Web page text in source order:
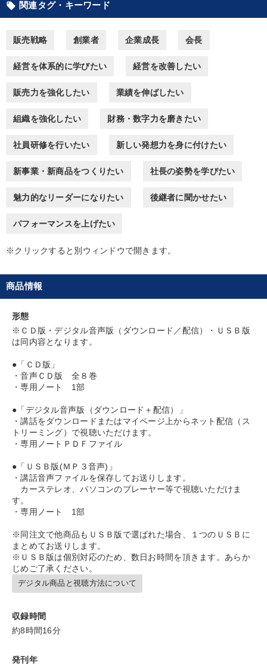
数字・税務・決算書 【3月】音声・映像
最新刊・戦略参謀ChatGPT実戦法と中小企業のDXと講話ご案内
「儲けの本質」を突く
経営を改善したい 財務・数字力の向上
組織を強化したい パフォーマンス向上
財務・数字力の向上 社長の姿勢を学びたい
キーワード
ビジネスモデル
※「更新」を押すと「カテゴリー」「目的別」「キーワード」を更新いただけます。
すべての音声・動画（全2076タイトル）からお探しいただけます
一流人 会社を守る モノづくり
テレビ・ネットで話題
生産性向上 通販 老舗企業 井上和弘
マーケティング
相続・事業承継 AI ブランディング 両利きの経営
入門篇 仕組み 感動講話 繁盛 資産保全
local_offer 関連タグ・キーワード
販売戦略 創業者 企業成長 会長
経営を体系的に学びたい 経営を改善したい
販売力を強化したい 業績を伸ばしたい
組織を強化したい 財務・数字力を磨きたい
社員研修を行いたい 新しい発想力を身に付けたい
新事業・新商品をつくりたい 社長の姿勢を学びたい
魅力的なリーダーになりたい 後継者に聞かせたい
パフォーマンスを上げたい
※クリックすると別ウィンドウで開きます。
商品情報
形態
※ＣＤ版・デジタル音声版（ダウンロード／配信）・ＵＳＢ版
は同内容となります。
●「ＣＤ版」
・音声ＣＤ版 全８巻
・専用ノート 1部
●「デジタル音声版（ダウンロード＋配信）」
・講話をダウンロードまたはマイページ上からネット配信（ス
トリーミング）で視聴いただけます。
・専用ノートＰＤＦファイル
●「ＵＳＢ版(ＭＰ３音声)」
・講話音声ファイルを保存してお送りします。
カーステレオ、パソコンのプレーヤー等で視聴いただけま
す。
・専用ノート 1部
※同注文で他商品もＵＳＢ版で選ばれた場合、１つのＵＳＢに
まとめてお送りします。
※ＵＳＢ版は個別対応のため、数日お時間を頂きます。あらか
じめご了承ください。
デジタル商品と視聴方法について
収録時間
約8時間16分
発刊年